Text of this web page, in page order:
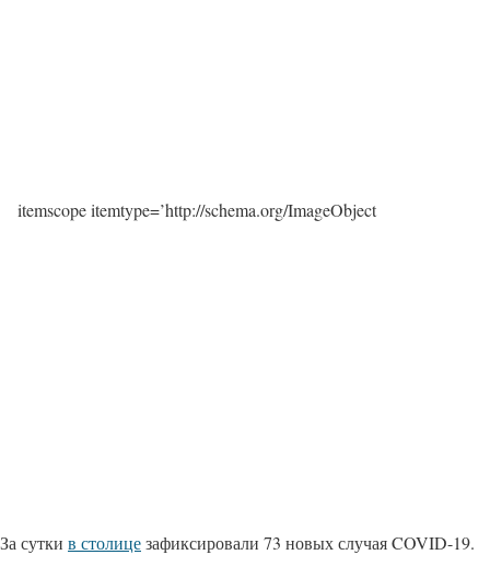
itemscope itemtype=’http://schema.org/ImageObject
За сутки в столицезафиксировали 73 новых случая COVID-19.